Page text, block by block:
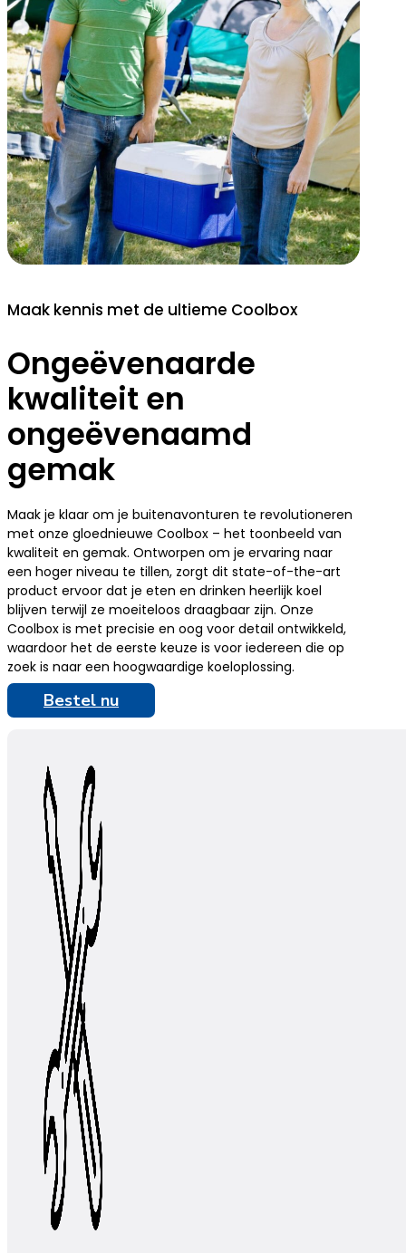
Maak kennis met de ultieme Coolbox
Ongeëvenaarde
kwaliteit en
ongeëvenaamd
gemak
Maak je klaar om je buitenavonturen te revolutioneren
met onze gloednieuwe Coolbox – het toonbeeld van
kwaliteit en gemak. Ontworpen om je ervaring naar
een hoger niveau te tillen, zorgt dit state-of-the-art
product ervoor dat je eten en drinken heerlijk koel
blijven terwijl ze moeiteloos draagbaar zijn. Onze
Coolbox is met precisie en oog voor detail ontwikkeld,
waardoor het de eerste keuze is voor iedereen die op
zoek is naar een hoogwaardige koeloplossing.
Bestel nu